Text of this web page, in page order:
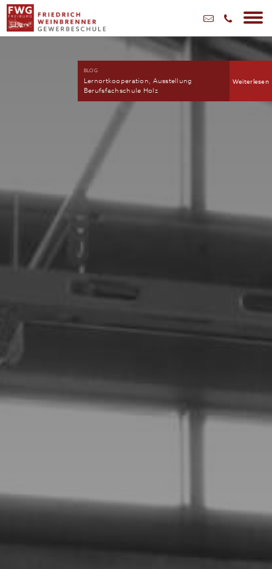
BLOG
Lernortkooperation, Ausstellung
Berufsfachschule Holz
Weiterlesen